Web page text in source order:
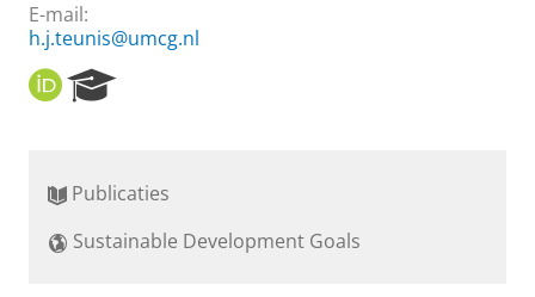
E-mail:
h.j.teunis@umcg.nl
O
R
r
h
Publicaties
Sustainable Development Goals